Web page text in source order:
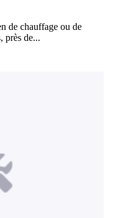
de chauffage ou de
près de...